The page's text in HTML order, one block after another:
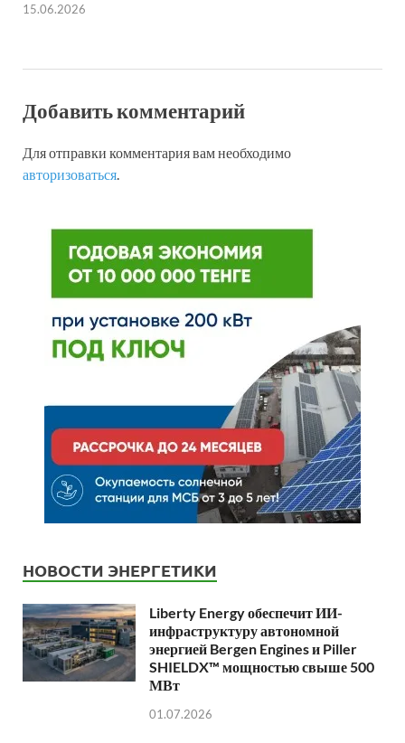
15.06.2026
Добавить комментарий
Для отправки комментария вам необходимо
авторизоваться.
НОВОСТИ ЭНЕРГЕТИКИ
Liberty Energy обеспечит ИИ-
инфраструктуру автономной
энергией Bergen Engines и Piller
SHIELDX™ мощностью свыше 500
МВт
01.07.2026